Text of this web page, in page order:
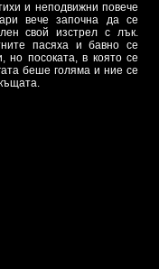
и неподвижни повече
вече започна да се
свой изстрел с лък.
пасяха и бавно се
но посоката, в която се
беше голяма и ние се